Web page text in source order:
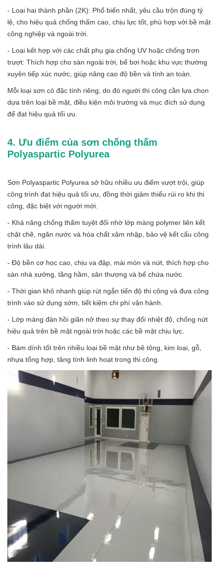
- Loại hai thành phần (2K): Phổ biến nhất, yêu cầu trộn đúng tỷ
lệ, cho hiệu quả chống thấm cao, chịu lực tốt, phù hợp với bề mặt
công nghiệp và ngoài trời.
- Loại kết hợp với các chất phụ gia chống UV hoặc chống trơn
trượt: Thích hợp cho sàn ngoài trời, bể bơi hoặc khu vực thường
xuyên tiếp xúc nước, giúp nâng cao độ bền và tính an toàn.
Mỗi loại sơn có đặc tính riêng, do đó người thi công cần lựa chọn
dựa trên loại bề mặt, điều kiện môi trường và mục đích sử dụng
để đạt hiệu quả tối ưu.
4. Ưu điểm của sơn chống thấm
Polyaspartic Polyurea
Sơn Polyaspartic Polyurea sở hữu nhiều ưu điểm vượt trội, giúp
công trình đạt hiệu quả tối ưu, đồng thời giảm thiểu rủi ro khi thi
công, đặc biệt với người mới.
- Khả năng chống thấm tuyệt đối nhờ lớp màng polymer liên kết
chặt chẽ, ngăn nước và hóa chất xâm nhập, bảo vệ kết cấu công
trình lâu dài.
- Độ bền cơ học cao, chịu va đập, mài mòn và nứt, thích hợp cho
sàn nhà xưởng, tầng hầm, sân thượng và bể chứa nước.
- Thời gian khô nhanh giúp rút ngắn tiến độ thi công và đưa công
trình vào sử dụng sớm, tiết kiệm chi phí vận hành.
- Lớp màng đàn hồi giãn nở theo sự thay đổi nhiệt độ, chống nứt
hiệu quả trên bề mặt ngoài trời hoặc các bề mặt chịu lực.
- Bám dính tốt trên nhiều loại bề mặt như bê tông, kim loại, gỗ,
nhựa tổng hợp, tăng tính linh hoạt trong thi công.